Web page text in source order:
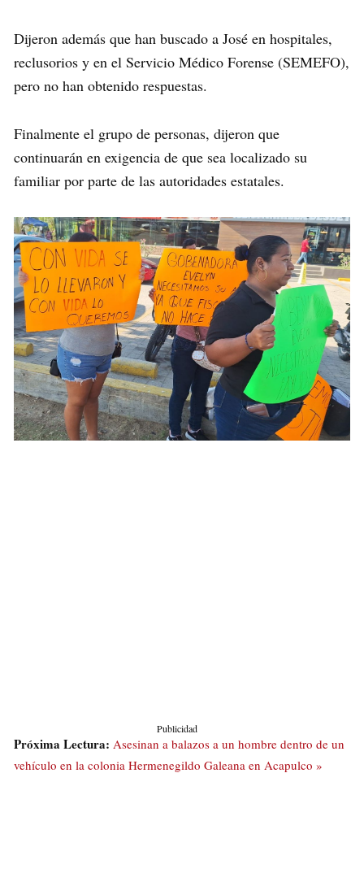
Dijeron además que han buscado a José en hospitales,
reclusorios y en el Servicio Médico Forense (SEMEFO),
pero no han obtenido respuestas.
Finalmente el grupo de personas, dijeron que
continuarán en exigencia de que sea localizado su
familiar por parte de las autoridades estatales.
Publicidad
Próxima Lectura: Asesinan a balazos a un hombre dentro de un
vehículo en la colonia Hermenegildo Galeana en Acapulco »